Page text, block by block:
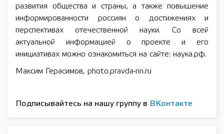
развития общества и страны, а также повышение
информированности россиян о достижениях и
перспективах отечественной науки. Со всей
актуальной информацией о проекте и его
инициативах можно ознакомиться на сайте: наука.рф.
Максим Герасимов, photo.pravda-nn.ru
Подписывайтесь на нашу группу в ВКонтакте